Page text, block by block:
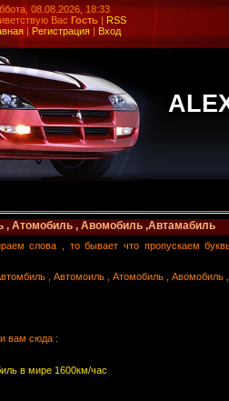
08.08.2026, 18:33
Вас Гость | RSS
| Регистрация | Вход
Атомобиль , Авомобиль ,Автамабиль
слова , то бывает что пропускаем
, Автомоиль , Атомобиль , Авомобиль
вам сюда :
в мире 1600км/час